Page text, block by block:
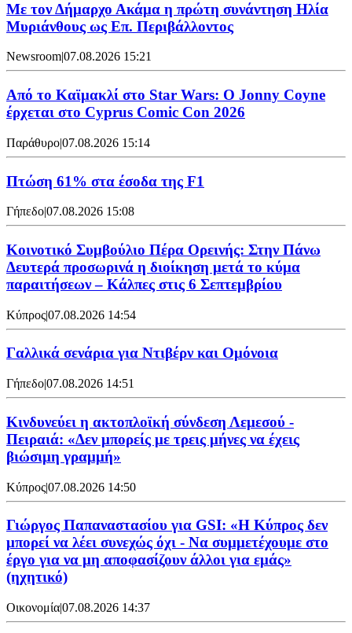
Με τον Δήμαρχο Ακάμα η πρώτη συνάντηση Ηλία
Μυριάνθους ως Επ. Περιβάλλοντος
Newsroom|07.08.2026 15:21
Από το Καϊμακλί στο Star Wars: Ο Jonny Coyne
έρχεται στο Cyprus Comic Con 2026
Παράθυρο|07.08.2026 15:14
Πτώση 61% στα έσοδα της F1
Γήπεδο|07.08.2026 15:08
Κοινοτικό Συμβούλιο Πέρα Ορεινής: Στην Πάνω
Δευτερά προσωρινά η διοίκηση μετά το κύμα
παραιτήσεων – Κάλπες στις 6 Σεπτεμβρίου
Κύπρος|07.08.2026 14:54
Γαλλικά σενάρια για Ντιβέρν και Ομόνοια
Γήπεδο|07.08.2026 14:51
Κινδυνεύει η ακτοπλοϊκή σύνδεση Λεμεσού -
Πειραιά: «Δεν μπορείς με τρεις μήνες να έχεις
βιώσιμη γραμμή»
Κύπρος|07.08.2026 14:50
Γιώργος Παπαναστασίου για GSI: «Η Κύπρος δεν
μπορεί να λέει συνεχώς όχι - Να συμμετέχουμε στο
έργο για να μη αποφασίζουν άλλοι για εμάς»
(ηχητικό)
Οικονομία|07.08.2026 14:37